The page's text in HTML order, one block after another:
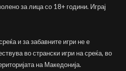
за лица со 18+ години. Играј
и за забавните игри не е
во странски игри на среќа, во
на Македонија.